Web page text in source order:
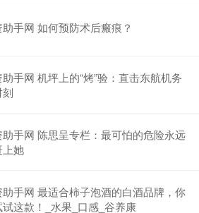
手网 如何预防术后瘢痕？
手网 机坪上的“烤”验：直击东航机务
手网 陈思呈专栏：最可怕的危险永远
上她
手网 最适合柿子泡酒的白酒品牌，你
这款！_水果_口感_谷养康